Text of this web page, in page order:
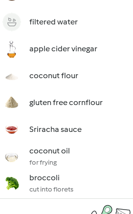
filtered water
apple cider vinegar
coconut flour
gluten free cornflour
Sriracha sauce
coconut oil
for frying
broccoli
cut into florets